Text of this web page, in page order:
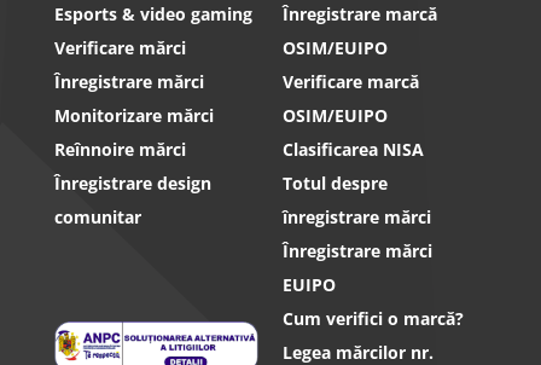
Esports & video gaming
Verificare mărci
Înregistrare mărci
Monitorizare mărci
Reînnoire mărci
Înregistrare design
comunitar
Înregistrare marcă
OSIM/EUIPO
Verificare marcă
OSIM/EUIPO
Clasificarea NISA
Totul despre
înregistrare mărci
Înregistrare mărci
EUIPO
Cum verifici o marcă?
Legea mărcilor nr.